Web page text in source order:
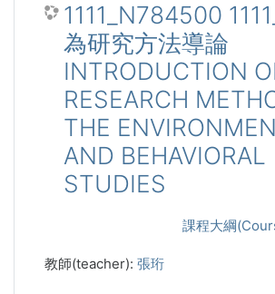
1111_N784500
為研究方法導論
INTRODUCTION
RESEARCH
THE
AND BEHAVIORAL
STUDIES
課程大綱
教師(teacher): 張珩